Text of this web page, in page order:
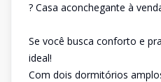
? Casa aconchegante à
Se você busca conforto e
ideal!
Com dois dormitórios